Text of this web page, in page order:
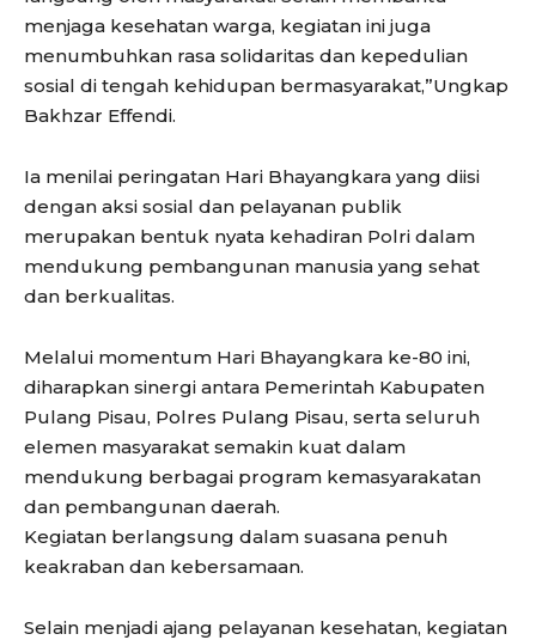
menjaga kesehatan warga, kegiatan ini juga
menumbuhkan rasa solidaritas dan kepedulian
sosial di tengah kehidupan bermasyarakat,”Ungkap
Bakhzar Effendi.
Ia menilai peringatan Hari Bhayangkara yang diisi
dengan aksi sosial dan pelayanan publik
merupakan bentuk nyata kehadiran Polri dalam
mendukung pembangunan manusia yang sehat
dan berkualitas.
Melalui momentum Hari Bhayangkara ke-80 ini,
diharapkan sinergi antara Pemerintah Kabupaten
Pulang Pisau, Polres Pulang Pisau, serta seluruh
elemen masyarakat semakin kuat dalam
mendukung berbagai program kemasyarakatan
dan pembangunan daerah.
Kegiatan berlangsung dalam suasana penuh
keakraban dan kebersamaan.
Selain menjadi ajang pelayanan kesehatan, kegiatan